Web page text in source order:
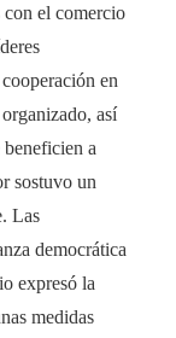
con el comercio
en
así
a
sostuvo un
Las
democrática
expresó la
medidas